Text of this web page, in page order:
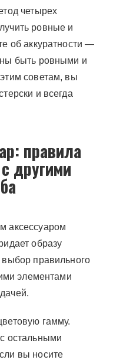
четырех
ровные и
об аккуратности —
быть ровными и
советам, вы
и всегда
правила
другими
аксессуаром
образу
правильного
элементами
гамму.
остальными
вы носите